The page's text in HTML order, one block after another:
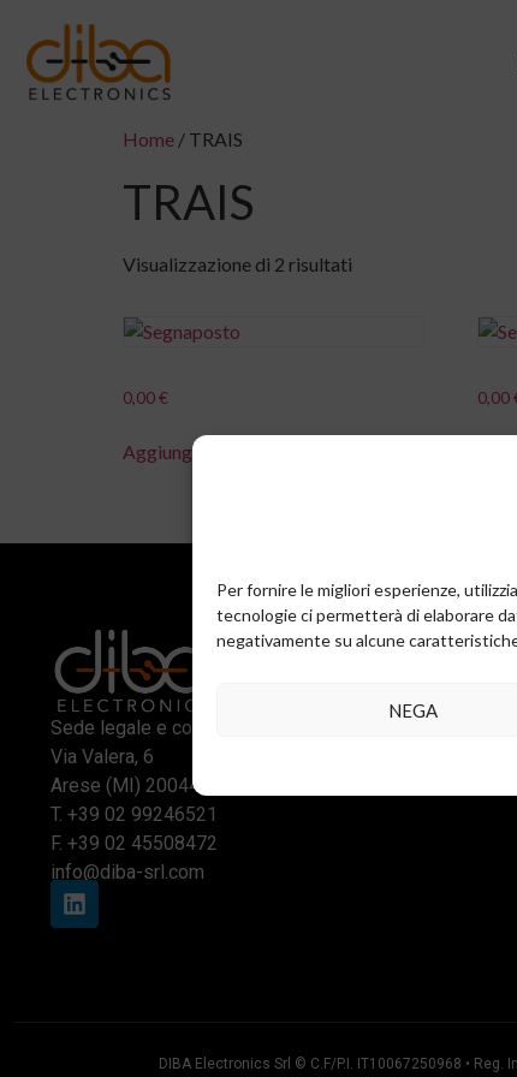
Per fornire le migliori esperienze,
tecnologie ci permetterà di elaborare
negativamente su alcune
NEGA
Home / TRAIS
TRAIS
Visualizzazione di 2 risultati
0,00€
Aggiungi al carrello
0,00
Sede legale e commerciale:
Via Valera, 6
Arese (MI) 20044
T. +39 02 99246521
F. +39 02 45508472
info@diba-srl.com
DIBA Electronics Srl © C.F/P.I. IT10067250968 • Reg.